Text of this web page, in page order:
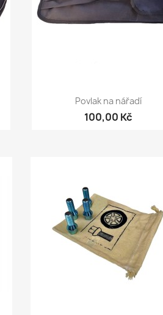
Rychlý náhled
Povlak na nářadí
100,00 Kč